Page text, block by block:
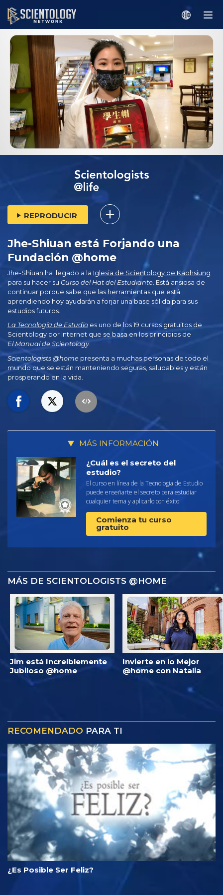
REPRODUCIR
Jhe-Shiuan está Forjando una
Fundación @home
Jhe-Shiuan ha llegado a la Iglesia de Scientology de Kaohsiung
para su hacer su Curso del Hat del Estudiante . Está ansiosa de
continuar porque sabe que las herramientas que está
aprendiendo hoy ayudarán a forjar una base sólida para sus
estudios futuros.
La Tecnología de Estudio es uno de los 19 cursos gratuitos de
Scientology por Internet que se basa en los principios de
El Manual de Scientology.
Scientologists @home presenta a muchas personas de todo el
mundo que se están manteniendo seguras, saludables y están
prosperando en la vida.
MÁS INFORMACIÓN
¿Cuál es el secreto del
estudio?
El curso en línea de la Tecnología de Estudio
puede enseñarte el secreto para estudiar
cualquier tema y aplicarlo con éxito.
Comienza tu curso
gratuito
MÁS DE SCIENTOLOGISTS @HOME
Jim está Increíblemente
Jubiloso @home
Invierte en lo Mejor
@home con Natalia
RECOMENDADO PARA TI
¿Es Posible Ser Feliz?